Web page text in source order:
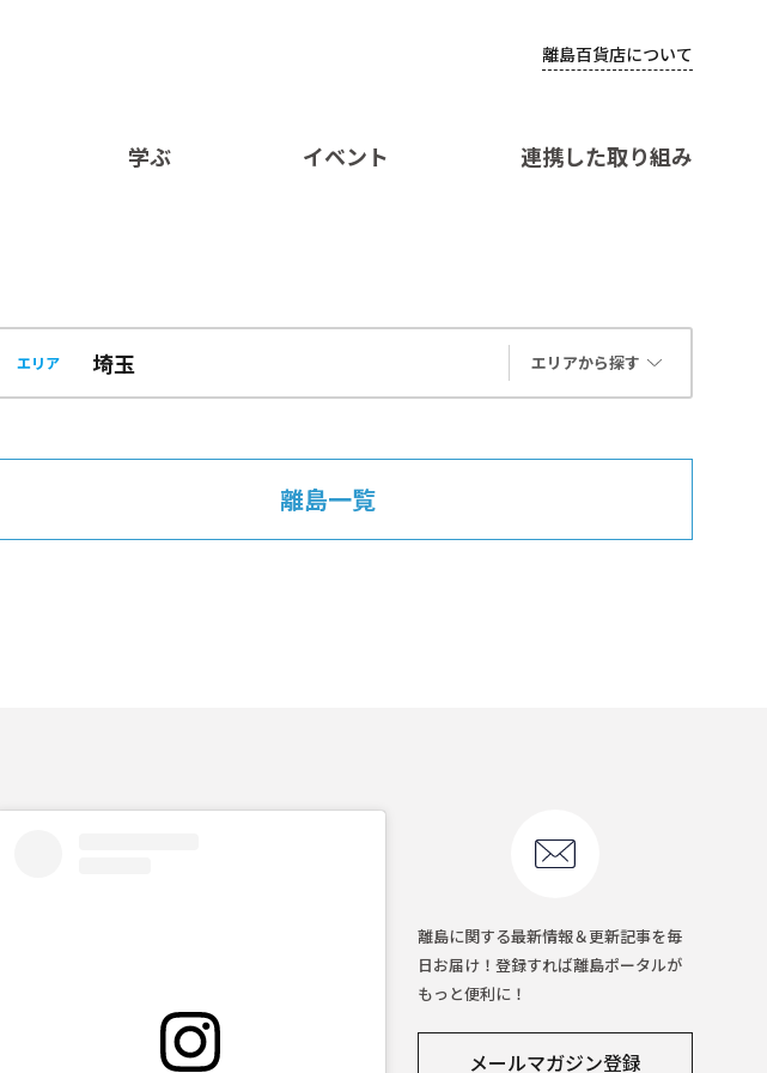
離島百貨店について
学ぶ イベント 連携した取り組み
エリア エリアから探す
離島一覧
離島に関する最新情報＆更新記事を毎
日お届け！登録すれば離島ポータルが
もっと便利に！
メールマガジン登録